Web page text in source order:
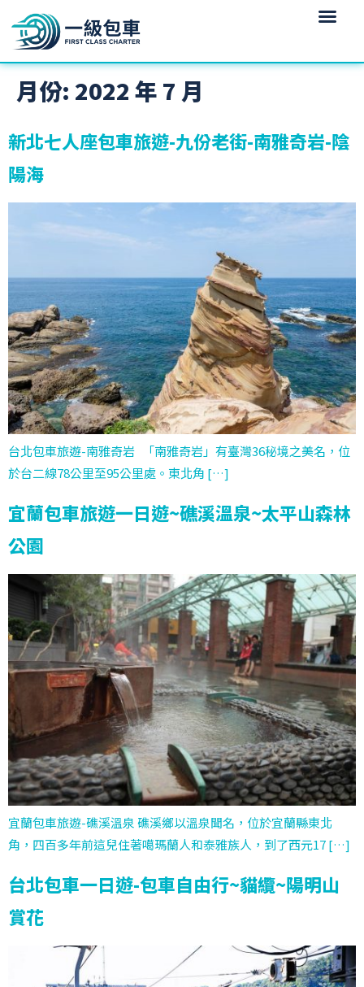
月份: 2022 年 7 月
新北七人座包車旅遊-九份老街-南雅奇岩-陰
陽海
台北包車旅遊-南雅奇岩 「南雅奇岩」有臺灣36秘境之美名，位
於台二線78公里至95公里處。東北角 […]
宜蘭包車旅遊一日遊~礁溪溫泉~太平山森林
公園
宜蘭包車旅遊-礁溪溫泉 礁溪鄉以溫泉聞名，位於宜蘭縣東北
角，四百多年前這兒住著噶瑪蘭人和泰雅族人，到了西元17 […]
台北包車一日遊-包車自由行~貓纜~陽明山
賞花